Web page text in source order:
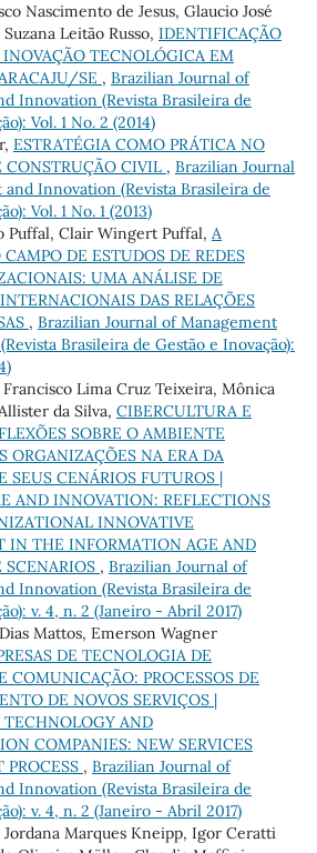
Nascimento de Jesus, Glaucio José
Leitão Russo, IDENTIFICAÇÃO
INOVAÇÃO TECNOLÓGICA EM
SE , Brazilian Journal of
Innovation (Revista Brasileira de
Vol. 1 No. 2 (2014)
ESTRATÉGIA COMO PRÁTICA NO
CONSTRUÇÃO CIVIL , Brazilian Journal
Innovation (Revista Brasileira de
Vol. 1 No. 1 (2013)
Puffal, Clair Wingert Puffal, A
DE ESTUDOS DE REDES
UMA ANÁLISE DE
DAS RELAÇÕES
, Brazilian Journal of Management
Brasileira de Gestão e Inovação):
Lima Cruz Teixeira, Mônica
da Silva, CIBERCULTURA E
SOBRE O AMBIENTE
ORGANIZAÇÕES NA ERA DA
SEUS CENÁRIOS FUTUROS |
AND INNOVATION: REFLECTIONS
INNOVATIVE
IN THE INFORMATION AGE AND
, Brazilian Journal of
Innovation (Revista Brasileira de
v. 4, n. 2 (Janeiro - Abril 2017)
Mattos, Emerson Wagner
DE TECNOLOGIA DE
COMUNICAÇÃO: PROCESSOS DE
DE NOVOS SERVIÇOS |
AND
COMPANIES: NEW SERVICES
PROCESS , Brazilian Journal of
Innovation (Revista Brasileira de
v. 4, n. 2 (Janeiro - Abril 2017)
Jordana Marques Kneipp, Igor Ceratti